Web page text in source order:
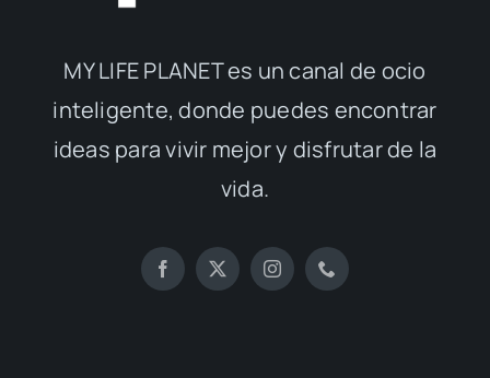
MY LIFE PLANET es un canal de ocio
inteligente, donde puedes encontrar
ideas para vivir mejor y disfrutar de la
vida.